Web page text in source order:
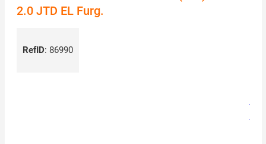
2.0 JTD EL Furg.
RefID: 86990